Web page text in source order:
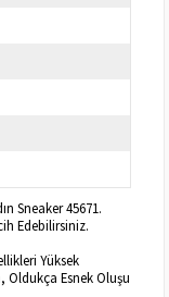
Sneaker 45671.
Edebilirsiniz.
Yüksek
Oldukça Esnek Oluşu